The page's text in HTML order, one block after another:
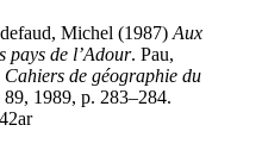
Michel (1987) Aux
pays de l’Adour. Pau,
Cahiers de géographie du
1989, p. 283–284.